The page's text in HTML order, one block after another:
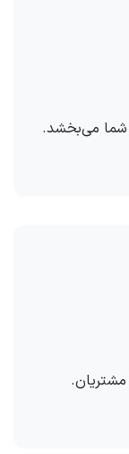
شما می‌بخشد.
مشتریان.